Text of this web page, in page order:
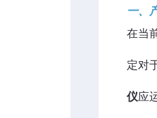
一、
在当
定对
仪应